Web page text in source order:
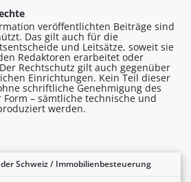
Schweiz / Immobilienbesteuerung
veröffentlichten Beiträge sind
Das gilt auch für die
und Leitsätze, soweit sie
Redaktoren erarbeitet oder
Rechtschutz gilt auch gegenüber
Einrichtungen. Kein Teil dieser
schriftliche Genehmigung des
– sämtliche technische und
werden.